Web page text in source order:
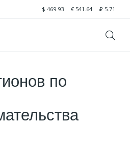
$ 469.93 € 541.64 ₽ 5.71
по